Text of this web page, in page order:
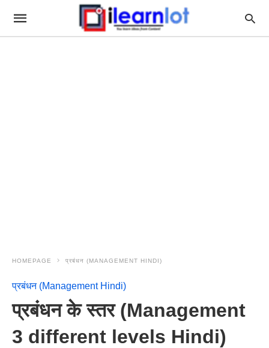
HOMEPAGE प्रबंधन (MANAGEMENT HINDI)
प्रबंधन (Management Hindi)
प्रबंधन के स्तर (Management
3 different levels Hindi)